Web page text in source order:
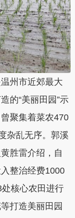
州市近郊最大
的“美丽田园”示
聚集着菜农470
杂乱无序。郭溪
胜雷介绍，自
整治经费1000
核心农田进行
打造美丽田园